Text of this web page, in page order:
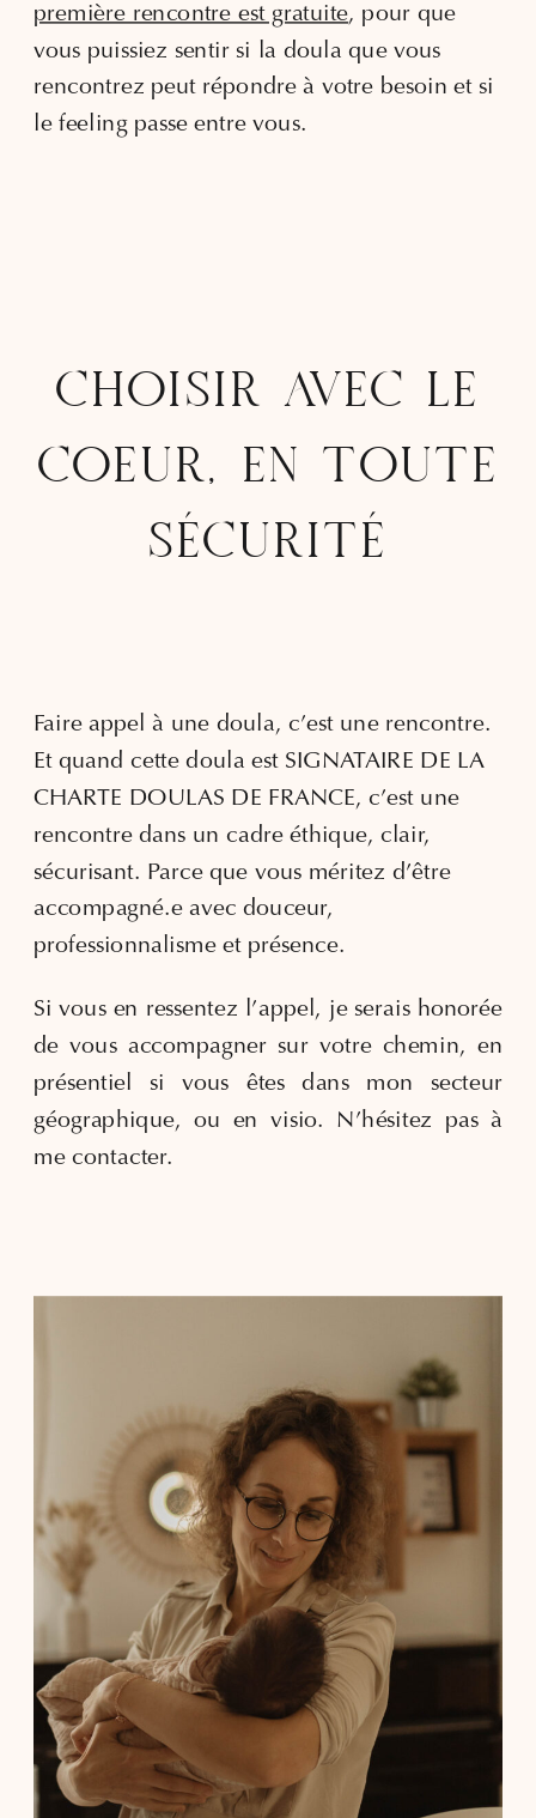
première rencontre est gratuite, pour que
vous puissiez sentir si la doula que vous
rencontrez peut répondre à votre besoin et si
le feeling passe entre vous.
CHOISIR AVEC LE
COEUR, EN TOUTE
SÉCURITÉ
Faire appel à une doula, c’est une rencontre.
Et quand cette doula est SIGNATAIRE DE LA
CHARTE DOULAS DE FRANCE, c’est une
rencontre dans un cadre éthique, clair,
sécurisant. Parce que vous méritez d’être
accompagné.e avec douceur,
professionnalisme et présence.
Si vous en ressentez l’appel, je serais honorée
de vous accompagner sur votre chemin, en
présentiel si vous êtes dans mon secteur
géographique, ou en visio. N’hésitez pas à
me contacter.